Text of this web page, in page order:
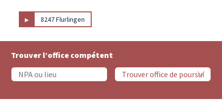
▸ 8247 Flurlingen
Trouver l’office compétent